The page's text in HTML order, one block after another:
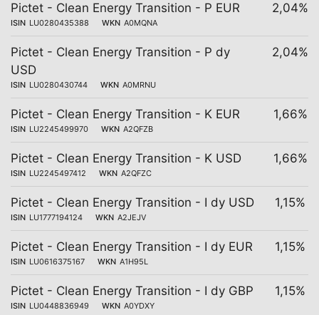
Pictet - Clean Energy Transition - P EUR
ISIN LU0280435388 WKN A0MQNA
2,04%
Pictet - Clean Energy Transition - P dy
USD
ISIN LU0280430744 WKN A0MRNU
2,04%
Pictet - Clean Energy Transition - K EUR
ISIN LU2245499970 WKN A2QFZB
1,66%
Pictet - Clean Energy Transition - K USD
ISIN LU2245497412 WKN A2QFZC
1,66%
Pictet - Clean Energy Transition - I dy USD
ISIN LU1777194124 WKN A2JEJV
1,15%
Pictet - Clean Energy Transition - I dy EUR
ISIN LU0616375167 WKN A1H95L
1,15%
Pictet - Clean Energy Transition - I dy GBP
ISIN LU0448836949 WKN A0YDXY
1,15%